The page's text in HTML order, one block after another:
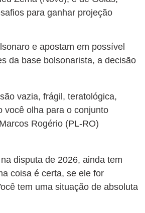
para ganhar projeção
e apostam em possível
da base bolsonarista, a decisão
vazia, frágil, teratológica,
você olha para o conjunto
Rogério (PL-RO)
disputa de 2026, ainda tem
coisa é certa, se ele for
tem uma situação de absoluta